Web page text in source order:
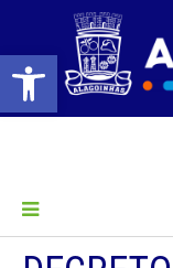
Barra de Ferramentas Aberta